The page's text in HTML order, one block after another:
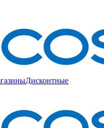
Дисконтные